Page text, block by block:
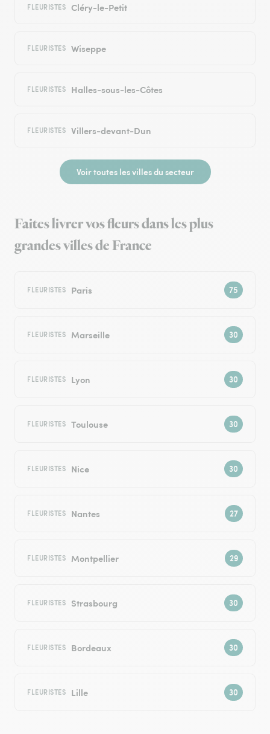
FLEURISTES Cléry-le-Petit
FLEURISTES Wiseppe
FLEURISTES Halles-sous-les-Côtes
FLEURISTES Villers-devant-Dun
Voir toutes les villes du secteur
Faites livrer vos fleurs dans les plus
grandes villes de France
FLEURISTES Paris
FLEURISTES Marseille
FLEURISTES Lyon
FLEURISTES Toulouse
FLEURISTES Nice
FLEURISTES Nantes
FLEURISTES Montpellier
FLEURISTES Strasbourg
FLEURISTES Bordeaux
FLEURISTES Lille